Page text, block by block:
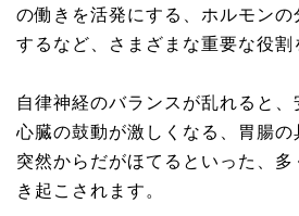
の働きを活発にする、ホルモン
するなど、さまざまな重要な役割
自律神経のバランスが乱れると
心臓の鼓動が激しくなる、胃腸の
突然からだがほてるといった、多
き起こされます。